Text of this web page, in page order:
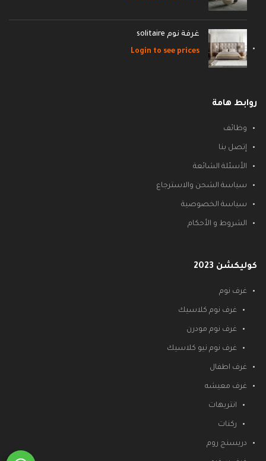
غرفة نوم solitaire
Login to see prices
روابط هامة
وظائف
إتصل بنا
الأسئلة الشائعة
سياسة الشحن والاسترجاع
سياسة الخصوصية
الشروط و الأحكام
كوليكشن 2023
غرف نوم
غرف نوم كلاسيك
غرف نوم مودرن
غرف نوم نيو كلاسيك
غرف اطفال
غرف معيشه
انتريهات
ركنات
دريسنج روم